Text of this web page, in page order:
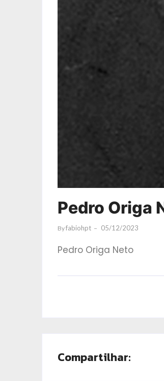
Pedro Origa
ByFabiohpt 05/12/2023
Pedro Origa Neto
Compartilhar: